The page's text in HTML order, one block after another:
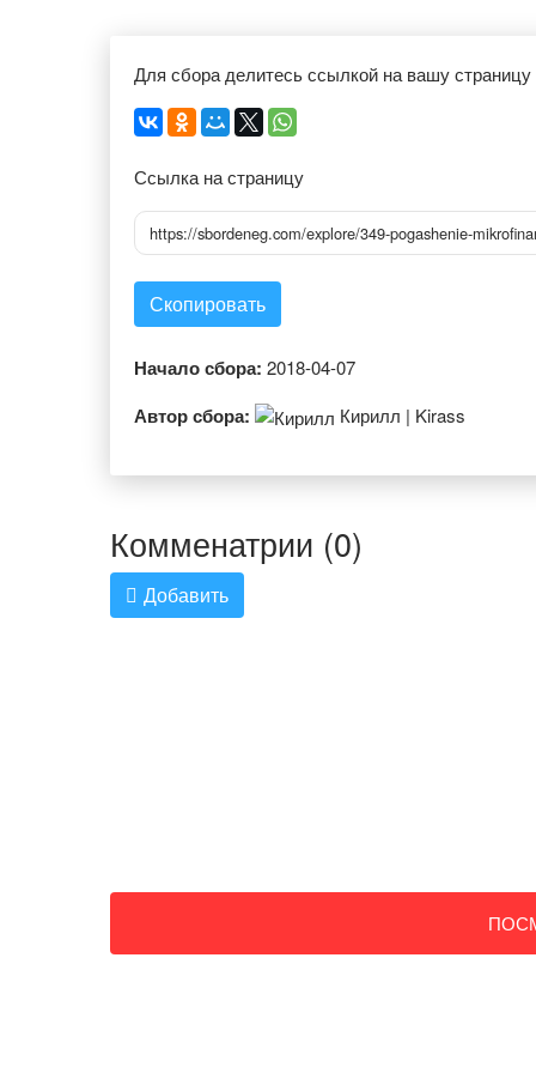
Для сбора делитесь ссылкой на вашу страницу
Ссылка на страницу
https://sbordeneg.com/explore/349-pogashenie-
Скопировать
Начало сбора: 2018-04-07
Автор сбора: Кирилл | Kirass
Комменатрии (0)
Добавить